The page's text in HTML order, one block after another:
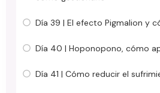
Día 39 | El efecto Pigmalion y
Día 40 | Hoponopono, cómo
Día 41 | Cómo reducir el